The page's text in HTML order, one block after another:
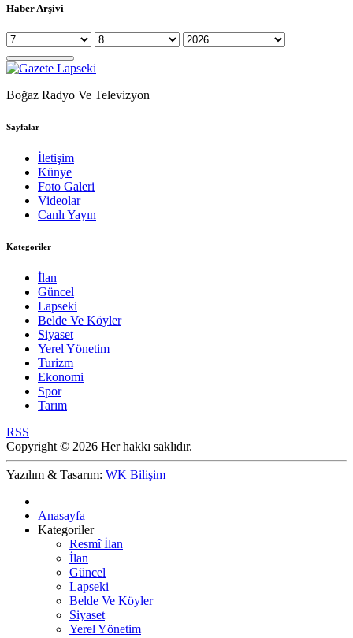
Haber Arşivi
Boğaz Radyo Ve Televizyon
Sayfalar
İletişim
Künye
Foto Galeri
Videolar
Canlı Yayın
Kategoriler
İlan
Güncel
Lapseki
Belde Ve Köyler
Siyaset
Yerel Yönetim
Turizm
Ekonomi
Spor
Tarım
RSS
Copyright © 2026 Her hakkı saklıdır.
Yazılım & Tasarım: WK Bilişim
Anasayfa
Kategoriler
Resmî İlan
İlan
Güncel
Lapseki
Belde Ve Köyler
Siyaset
Yerel Yönetim